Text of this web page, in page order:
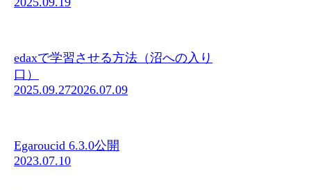
edaxで学習させる方法（沼への入り
口）
2025.09.272026.07.09
Egaroucid 6.3.0公開
2023.07.10